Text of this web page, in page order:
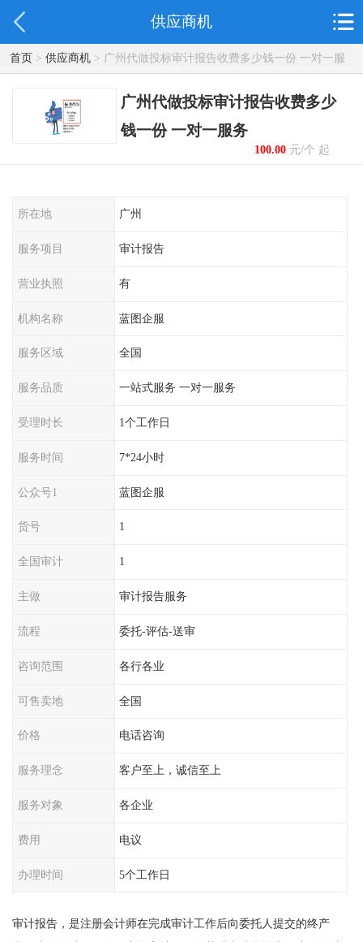
供应商机
首页> 供应商机> 广州代做投标审计报告收费多少钱一份 一对一服
务
广州代做投标审计报告收费多少
钱一份 一对一服务
100.00元/个 起
所在地 广州
服务项目 审计报告
营业执照 有
机构名称 蓝图企服
服务区域 全国
服务品质 一站式服务 一对一服务
受理时长 1个工作日
服务时间 7*24小时
公众号1 蓝图企服
货号 1
全国审计 1
主做 审计报告服务
流程 委托-评估-送审
咨询范围 各行各业
可售卖地 全国
价格 电话咨询
服务理念 客户至上，诚信至上
服务对象 各企业
费用 电议
办理时间 5个工作日
审计报告，是注册会计师在完成审计工作后向委托人提交的终产